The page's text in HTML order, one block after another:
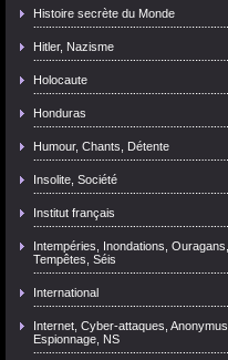
Histoire secrète du Monde
Hitler, Nazisme
Holocaute
Honduras
Humour, Chants, Détente
Insolite, Société
Institut français
Intempéries, Inondations, Ouragans,
Tempêtes, Séis
International
Internet, Cyber-attaques, Anonymus,
Espionnage, NS